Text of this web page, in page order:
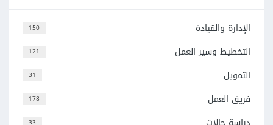
150 الإدارة والقيادة
121 التخطيط وسير العمل
31 التمويل
178 فريق العمل
33